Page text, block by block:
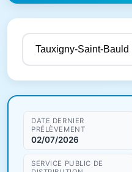
Résultats de
DATE DERNIER
PRÉLÈVEMENT
02/07/2026
SERVICE PUBLIC DE